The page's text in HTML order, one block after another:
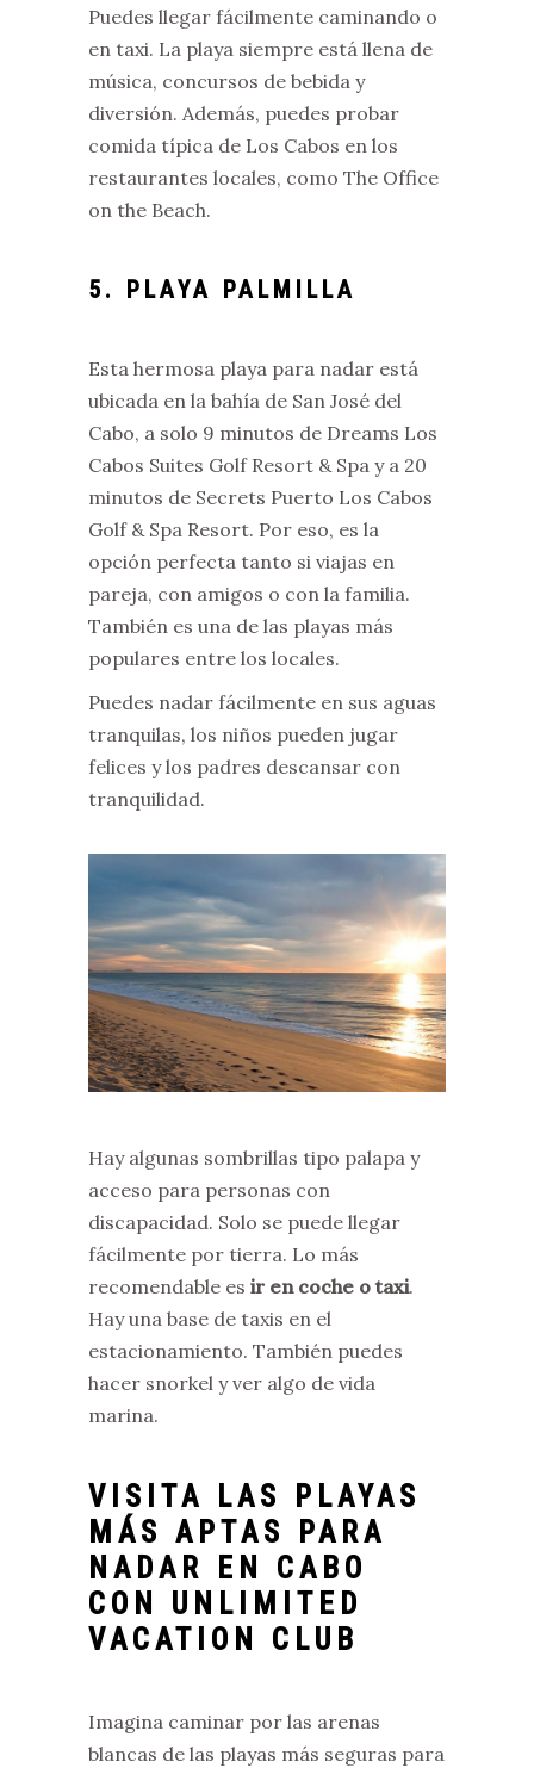
Puedes llegar fácilmente caminando o
en taxi. La playa siempre está llena de
música, concursos de bebida y
diversión. Además, puedes probar
comida típica de Los Cabos en los
restaurantes locales, como The Office
on the Beach.
5. PLAYA PALMILLA
Esta hermosa playa para nadar está
ubicada en la bahía de San José del
Cabo, a solo 9 minutos de Dreams Los
Cabos Suites Golf Resort & Spa y a 20
minutos de Secrets Puerto Los Cabos
Golf & Spa Resort. Por eso, es la
opción perfecta tanto si viajas en
pareja, con amigos o con la familia.
También es una de las playas más
populares entre los locales.
Puedes nadar fácilmente en sus aguas
tranquilas, los niños pueden jugar
felices y los padres descansar con
tranquilidad.
Hay algunas sombrillas tipo palapa y
acceso para personas con
discapacidad. Solo se puede llegar
fácilmente por tierra. Lo más
recomendable es ir en coche o taxi.
Hay una base de taxis en el
estacionamiento. También puedes
hacer snorkel y ver algo de vida
marina.
VISITA LAS PLAYAS
MÁS APTAS PARA
NADAR EN CABO
CON UNLIMITED
VACATION CLUB
Imagina caminar por las arenas
blancas de las playas más seguras para